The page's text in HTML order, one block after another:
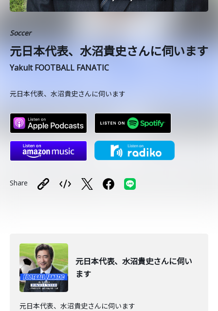
Soccer
元日本代表、水沼貴史さんに伺います
Yakult FOOTBALL FANATIC
元日本代表、水沼貴史さんに伺います
Share
元日本代表、水沼貴史さんに伺い
ます
元日本代表、水沼貴史さんに伺います